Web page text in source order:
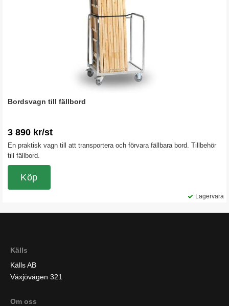
Bordsvagn till fällbord
3 890 kr/st
En praktisk vagn till att transportera och förvara fällbara bord. Tillbehör
till fällbord.
Lagervara
Köp
Källs
Källs AB
Växjövägen 321
Om oss